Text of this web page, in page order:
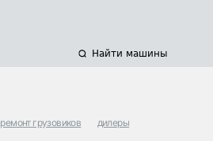
Найти машины
ремонт грузовиков дилеры